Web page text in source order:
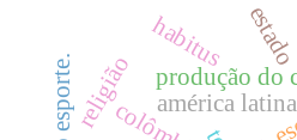
américa latina
produção do
religião
estado
habitus